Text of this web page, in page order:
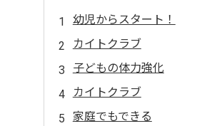
幼児からスタート！
カイトクラブ
子どもの体力強化
カイトクラブ
家庭でもできる